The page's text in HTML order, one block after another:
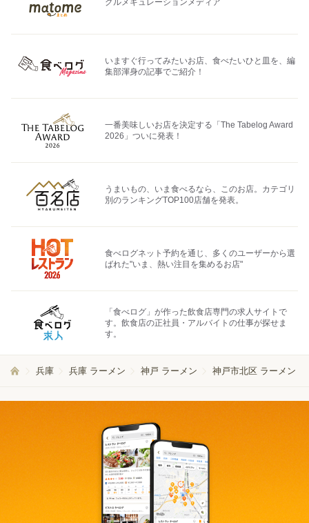
グルメキュレーションメディア
いますぐ行ってみたいお店、食べたいひと皿を、編
集部渾身の記事でご紹介！
一番美味しいお店を決定する「The Tabelog Award
2026」ついに発表！
うまいもの、いま食べるなら、このお店。カテゴリ
別のランキングTOP100店舗を発表。
食べログネット予約を通じ、多くのユーザーから選
ばれた"いま、熱い注目を集めるお店"
「食べログ」が作った飲食店専門の求人サイトで
す。飲食店の正社員・アルバイトの仕事が探せま
す。
兵庫 兵庫 ラーメン 神戸 ラーメン 神戸市北区 ラーメン